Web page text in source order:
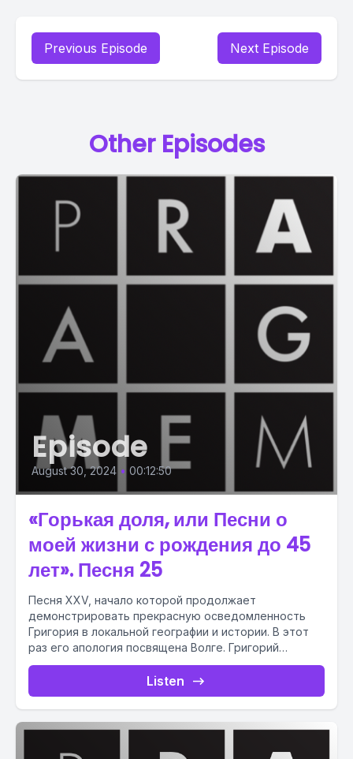
Previous Episode Next Episode
Other Episodes
Episode
August 30, 2024 • 00:12:50
«Горькая доля, или Песни о
моей жизни с рождения до 45
лет». Песня 25
Песня XXV, начало которой продолжает
демонстрировать прекрасную осведомленность
Григория в локальной географии и истории. В этот
раз его апология посвящена Волге. Григорий
повествует о...
Listen